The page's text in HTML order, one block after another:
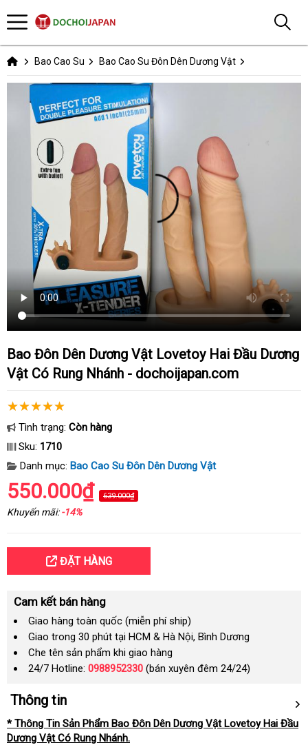
Bao Cao Su Bao Cao Su Đôn Dên Dương Vật
Bao Đôn Dên Dương Vật Lovetoy Hai Đầu Dương
Vật Có Rung Nhánh - dochoijapan.com
Tình trạng: Còn hàng
Sku: 1710
Danh mục: Bao Cao Su Đôn Dên Dương Vật
550.000₫ 639.000₫
Khuyến mãi:-14%
ĐẶT HÀNG
Cam kết bán hàng
Giao hàng toàn quốc (miễn phí ship)
Giao trong 30 phút tại HCM & Hà Nội, Bình Dương
Che tên sản phẩm khi giao hàng
24/7 Hotline: 0988952330 (bán xuyên đêm 24/24)
Thông tin
* Thông Tin Sản Phẩm Bao Đôn Dên Dương Vật Lovetoy Hai Đầu
Dương Vật Có Rung Nhánh.